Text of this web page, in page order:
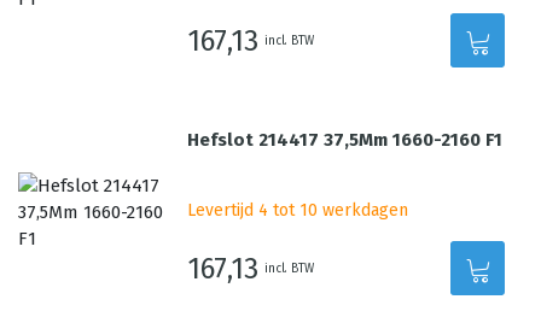
167,13 incl. BTW
Hefslot 214417 37,5Mm 1660-2160 F1
Levertijd 4 tot 10 werkdagen
167,13 incl. BTW